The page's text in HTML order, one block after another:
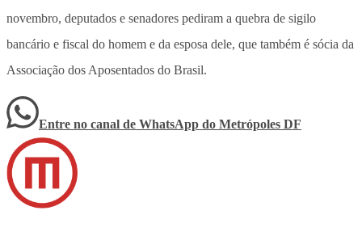
novembro, deputados e senadores pediram a quebra de sigilo
bancário e fiscal do homem e da esposa dele, que também é sócia da
Associação dos Aposentados do Brasil.
Entre no canal de WhatsApp do Metrópoles DF